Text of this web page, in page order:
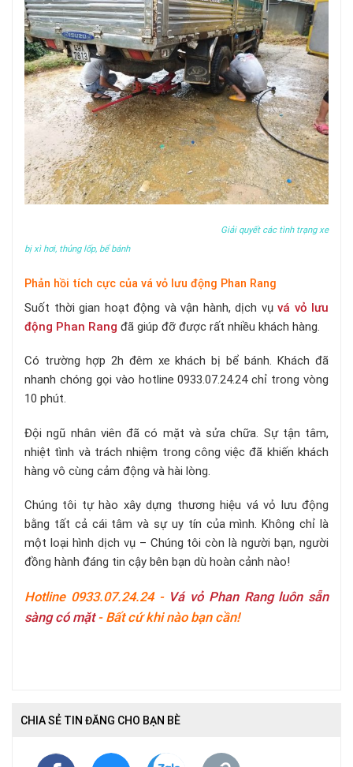
Giải quyết các tình trạng xe
bị xì hơi, thủng lốp, bể bánh
Phản hồi tích cực của vá vỏ lưu động Phan Rang
Suốt thời gian hoạt động và vận hành, dịch vụ vá vỏ lưu
động Phan Rang đã giúp đỡ được rất nhiều khách hàng.
Có trường hợp 2h đêm xe khách bị bể bánh. Khách đã
nhanh chóng gọi vào hotline 0933.07.24.24 chỉ trong vòng
10 phút.
Đội ngũ nhân viên đã có mặt và sửa chữa. Sự tận tâm,
nhiệt tình và trách nhiệm trong công việc đã khiến khách
hàng vô cùng cảm động và hài lòng.
Chúng tôi tự hào xây dựng thương hiệu vá vỏ lưu động
bằng tất cả cái tâm và sự uy tín của mình. Không chỉ là
một loại hình dịch vụ – Chúng tôi còn là người bạn, người
đồng hành đáng tin cậy bên bạn dù hoàn cảnh nào!
Hotline 0933.07.24.24 - Vá vỏ Phan Rang luôn sẵn
sàng có mặt- Bất cứ khi nào bạn cần!
CHIA SẺ TIN ĐĂNG CHO BẠN BÈ